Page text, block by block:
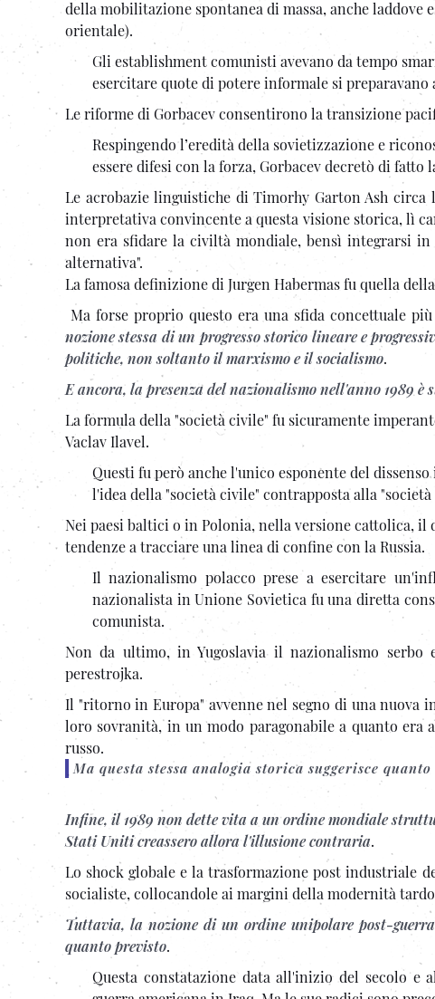
della mobilitazione spontanea di massa, anche laddove
orientale).
Gli establishment comunisti avevano da tempo
esercitare quote di potere informale si preparavano
Le riforme di Gorbacev consentirono la transizione
Respingendo l’eredità della sovietizzazione e
essere difesi con la forza, Gorbacev decretò di fatto
Le acrobazie linguistiche di Timorhy Garton Ash
interpretativa convincente a questa visione storica, lì
non era sfidare la civiltà mondiale, bensì integrarsi
alternativa".
La famosa definizione di Jurgen Habermas fu quella
Ma forse proprio questo era una sfida concettuale
nozione stessa di un progresso storico lineare e
politiche, non soltanto il marxismo e il socialismo.
E ancora, la presenza del nazionalismo nell'anno 1989
La formula della "società civile" fu sicuramente
Vaclav Ilavel.
Questi fu però anche l'unico esponente del
l'idea della "società civile" contrapposta alla
Nei paesi baltici o in Polonia, nella versione cattolica,
tendenze a tracciare una linea di confine con la Russia.
Il nazionalismo polacco prese a esercitare
nazionalista in Unione Sovietica fu una diretta
comunista.
Non da ultimo, in Yugoslavia il nazionalismo serbo
perestrojka.
Il "ritorno in Europa" avvenne nel segno di una
loro sovranità, in un modo paragonabile a quanto
russo.
Ma questa stessa analogia storica suggerisce
Infine, il 1989 non dette vita a un ordine mondiale
Stati Uniti creassero allora l'illusione contraria.
Lo shock globale e la trasformazione post­ industriale
socialiste, collocandole ai margini della modernità
Tuttavia, la nozione di un ordine unipolare post-
quanto previsto.
Questa constatazione data all'inizio del secolo